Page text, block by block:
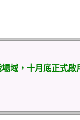
域，十月底正式